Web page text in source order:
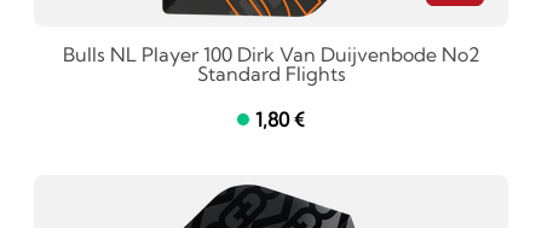
Bulls NL Player 100 Dirk Van Duijvenbode No2
Standard Flights
1,80 €